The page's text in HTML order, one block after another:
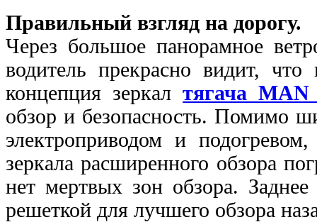
Правильный взгляд на дорогу.
Через большое панорамное
водитель прекрасно видит,
концепция зеркалтягача
обзор и безопасность. Помимо
электроприводом и
зеркала расширенного обзора
нет мертвых зон обзора.
решеткой для лучшего обзора